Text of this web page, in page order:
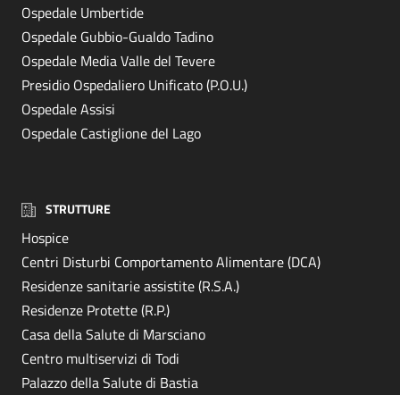
Ospedale Umbertide
Ospedale Gubbio-Gualdo Tadino
Ospedale Media Valle del Tevere
Presidio Ospedaliero Unificato (P.O.U.)
Ospedale Assisi
Ospedale Castiglione del Lago
STRUTTURE
Hospice
Centri Disturbi Comportamento Alimentare (DCA)
Residenze sanitarie assistite (R.S.A.)
Residenze Protette (R.P.)
Casa della Salute di Marsciano
Centro multiservizi di Todi
Palazzo della Salute di Bastia